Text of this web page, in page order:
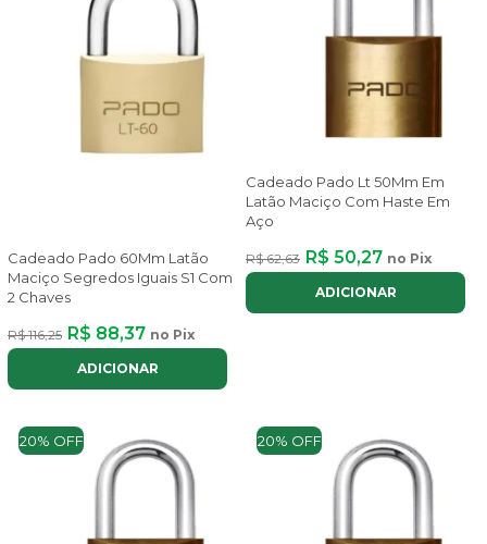
Cadeado Pado 60Mm Latão
Maciço Segredos Iguais S1 Com
2 Chaves
R$ 116,25 R$ 88,37 no Pix
ADICIONAR
Cadeado Pado Lt 50Mm Em
Latão Maciço Com Haste Em
Aço
R$ 62,63 R$ 50,27 no Pix
ADICIONAR
20% OFF 20% OFF